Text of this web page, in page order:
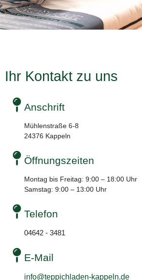
Ihr Kontakt zu uns
Anschrift
Mühlenstraße 6-8
24376 Kappeln
Öffnungszeiten
Montag bis Freitag: 9:00 – 18:00 Uhr
Samstag: 9:00 – 13:00 Uhr
Telefon
04642 - 3481
E-Mail
info@teppichladen-kappeln.de